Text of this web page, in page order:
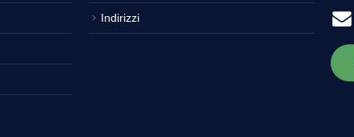
Indirizzi